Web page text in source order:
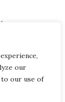
our
to our use of